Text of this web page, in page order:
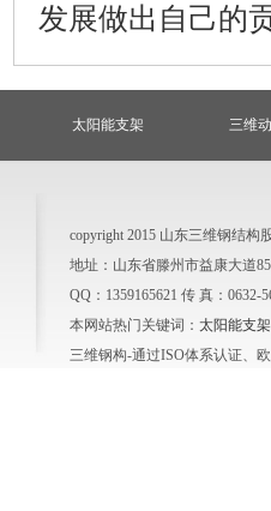
发展做出自己的
太阳能支架 三维
copyright 2015 山东三维钢结构
地址：山东省滕州市益康大道
QQ：1359165621 传 真：0632-
本网站热门关键词： 太阳能支架
三维钢构-通过ISO体系认证、